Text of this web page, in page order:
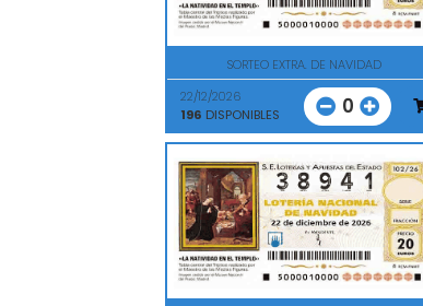
SORTEO EXTRA. DE NAVIDAD
22/12/2026
196 DISPONIBLES 0